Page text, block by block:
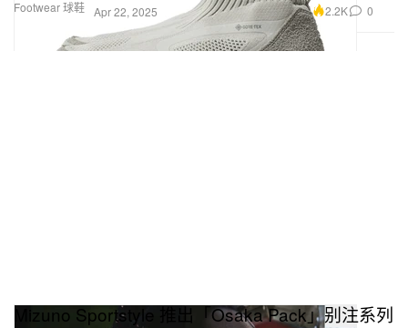
Footwear 球鞋 Apr 22, 2025 2.2K 0
Mizuno Sportstyle 推出「Osaka Pack」别注系列